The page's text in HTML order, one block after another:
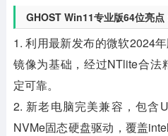
GHOST Win11专业版64位亮点
1. 利用最新发布的微软2024
镜像为基础，经过NTlite合法
定可靠。
2. 新老电脑完美兼容，包含
NVMe固态硬盘驱动，覆盖